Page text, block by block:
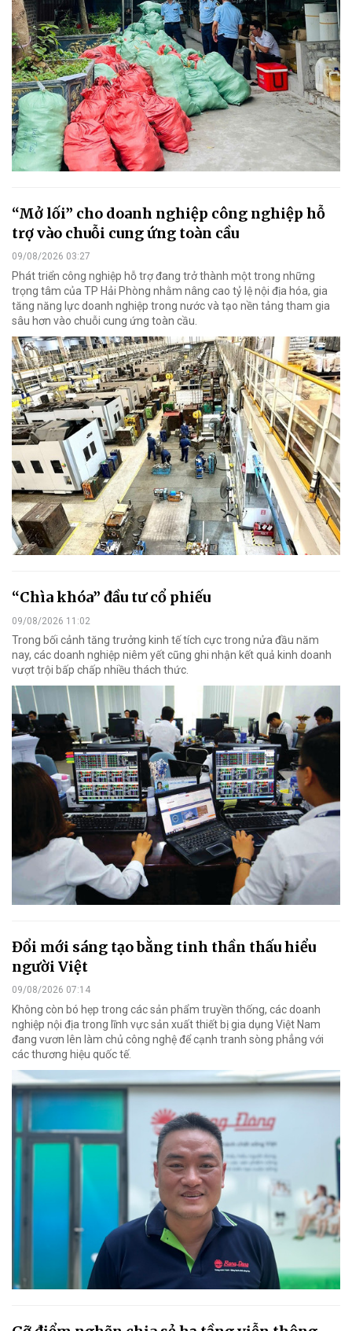
“Mở lối” cho doanh nghiệp công nghiệp hỗ
trợ vào chuỗi cung ứng toàn cầu
09/08/2026 03:27
Phát triển công nghiệp hỗ trợ đang trở thành một trong những
trọng tâm của TP Hải Phòng nhằm nâng cao tỷ lệ nội địa hóa, gia
tăng năng lực doanh nghiệp trong nước và tạo nền tảng tham gia
sâu hơn vào chuỗi cung ứng toàn cầu.
“Chìa khóa” đầu tư cổ phiếu
09/08/2026 11:02
Trong bối cảnh tăng trưởng kinh tế tích cực trong nửa đầu năm
nay, các doanh nghiệp niêm yết cũng ghi nhận kết quả kinh doanh
vượt trội bấp chấp nhiều thách thức.
Đổi mới sáng tạo bằng tinh thần thấu hiểu
người Việt
09/08/2026 07:14
Không còn bó hẹp trong các sản phẩm truyền thống, các doanh
nghiệp nội địa trong lĩnh vực sản xuất thiết bị gia dụng Việt Nam
đang vươn lên làm chủ công nghệ để cạnh tranh sòng phẳng với
các thương hiệu quốc tế.